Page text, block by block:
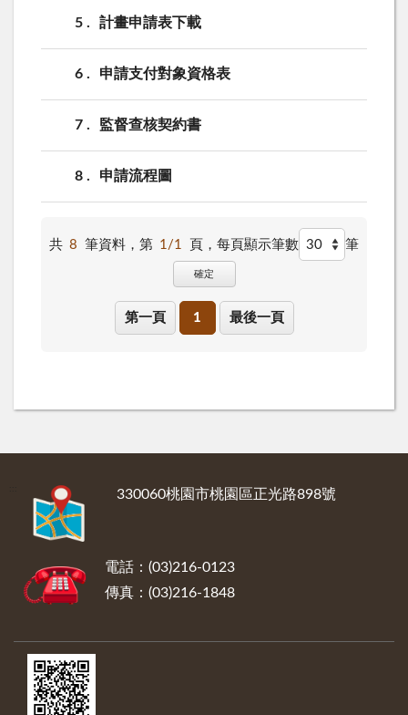
5 計畫申請表下載
6 申請支付對象資格表
7 監督查核契約書
8 申請流程圖
共 8 筆資料，第 1/1 頁， 每頁顯示筆數 筆
確定
第一頁 1 最後一頁
330060桃園市桃園區正光路898號
電話：(03)216-0123
傳真：(03)216-1848